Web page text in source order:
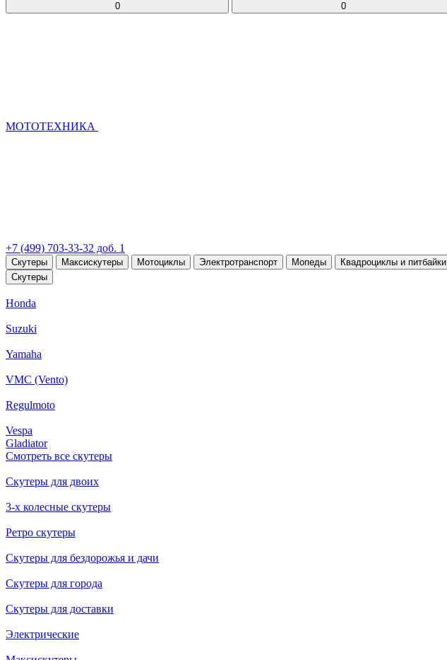
0 0
МОТОТЕХНИКА
+7 (499) 703-33-32 доб. 1
Скутеры Максискутеры Мотоциклы Электротранспорт Мопеды
Квадроциклы и питбайки
Скутеры
Honda
Suzuki
Yamaha
VMC (Vento)
Regulmoto
Vespa
Gladiator
Смотреть все скутеры
Скутеры для двоих
3-х колесные скутеры
Ретро скутеры
Скутеры для бездорожья и дачи
Скутеры для города
Скутеры для доставки
Электрические